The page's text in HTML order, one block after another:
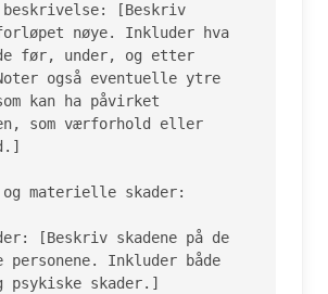
[Beskriv
nøye. Inkluder hva
før, under, og etter
også eventuelle ytre
kan ha påvirket
som værforhold eller
og materielle skader:
[Beskriv skadene på de
Inkluder både
psykiske skader.]